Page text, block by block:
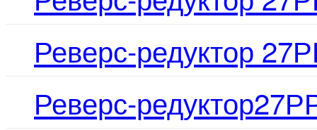
Реверс-редуктор
Реверс-